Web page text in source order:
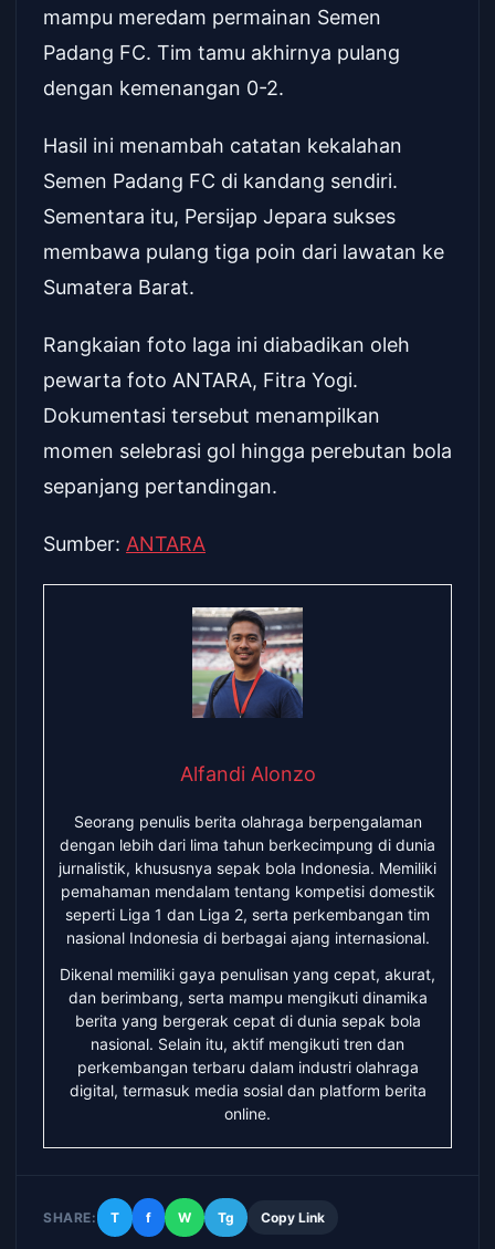
mampu meredam permainan Semen
Padang FC. Tim tamu akhirnya pulang
dengan kemenangan 0-2.
Hasil ini menambah catatan kekalahan
Semen Padang FC di kandang sendiri.
Sementara itu, Persijap Jepara sukses
membawa pulang tiga poin dari lawatan ke
Sumatera Barat.
Rangkaian foto laga ini diabadikan oleh
pewarta foto ANTARA, Fitra Yogi.
Dokumentasi tersebut menampilkan
momen selebrasi gol hingga perebutan bola
sepanjang pertandingan.
Sumber: ANTARA
Alfandi Alonzo
Seorang penulis berita olahraga berpengalaman
dengan lebih dari lima tahun berkecimpung di dunia
jurnalistik, khususnya sepak bola Indonesia. Memiliki
pemahaman mendalam tentang kompetisi domestik
seperti Liga 1 dan Liga 2, serta perkembangan tim
nasional Indonesia di berbagai ajang internasional.
Dikenal memiliki gaya penulisan yang cepat, akurat,
dan berimbang, serta mampu mengikuti dinamika
berita yang bergerak cepat di dunia sepak bola
nasional. Selain itu, aktif mengikuti tren dan
perkembangan terbaru dalam industri olahraga
digital, termasuk media sosial dan platform berita
online.
SHARE: T f W Tg Copy Link